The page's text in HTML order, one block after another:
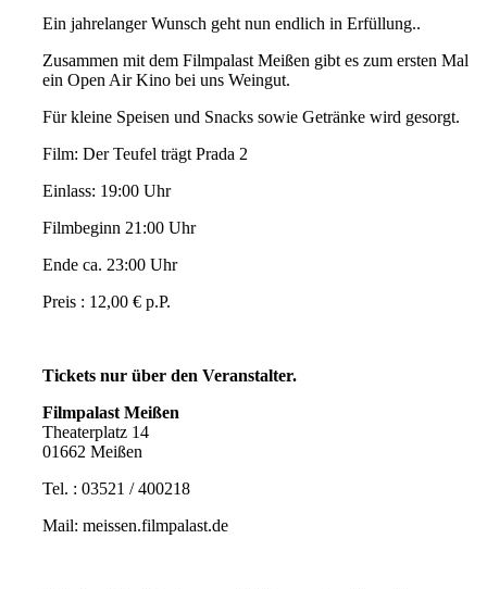
Ein jahrelanger Wunsch geht nun endlich in Erfüllung..
Zusammen mit dem Filmpalast Meißen gibt es zum ersten Mal
ein Open Air Kino bei uns Weingut.
Für kleine Speisen und Snacks sowie Getränke wird gesorgt.
Film: Der Teufel trägt Prada 2
Einlass: 19:00 Uhr
Filmbeginn 21:00 Uhr
Ende ca. 23:00 Uhr
Preis : 12,00 € p.P.
Tickets nur über den Veranstalter.
Filmpalast Meißen
Theaterplatz 14
01662 Meißen
Tel. : 03521 / 400218
Mail: meissen.filmpalast.de